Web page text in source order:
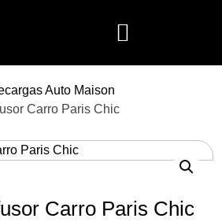
Auto Maison
Carro Paris Chic
Carro Paris Chic